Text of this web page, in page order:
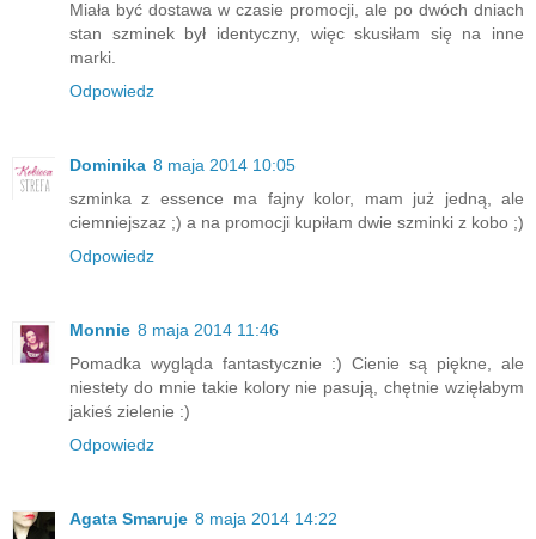
Miała być dostawa w czasie promocji, ale po dwóch dniach
stan szminek był identyczny, więc skusiłam się na inne
marki.
Odpowiedz
Dominika 8 maja 2014 10:05
szminka z essence ma fajny kolor, mam już jedną, ale
ciemniejszaz ;) a na promocji kupiłam dwie szminki z kobo ;)
Odpowiedz
Monnie 8 maja 2014 11:46
Pomadka wygląda fantastycznie :) Cienie są piękne, ale
niestety do mnie takie kolory nie pasują, chętnie wzięłabym
jakieś zielenie :)
Odpowiedz
Agata Smaruje 8 maja 2014 14:22